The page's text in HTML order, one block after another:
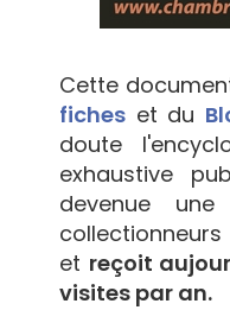
Cette
fiches et du
doute
exhaustive
devenue
et reçoit
visites par an.